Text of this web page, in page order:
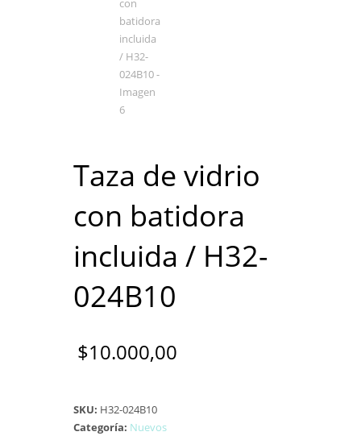
Taza de vidrio
con batidora
incluida / H32-
024B10
$10.000,00
SKU: H32-024B10
Categoría: Nuevos